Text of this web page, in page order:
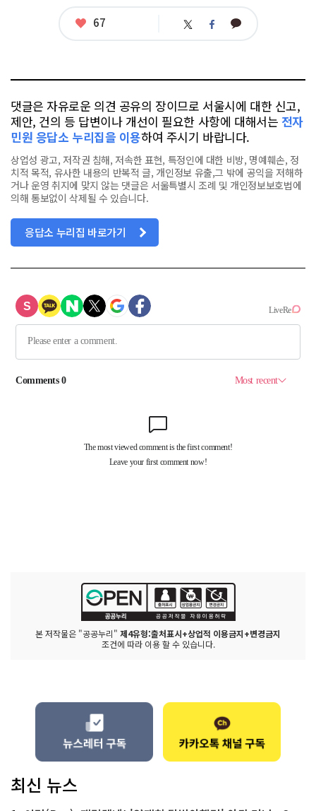
좋
67 트 페 카
댓글은 자유로운 의견 공유의 장이므로 서울시에 대한 신고,
제안, 건의 등 답변이나 개선이 필요한 사항에 대해서는 전자
민원 응답소 누리집을 이용하여 주시기 바랍니다.
상업성 광고, 저작권 침해, 저속한 표현, 특정인에 대한 비방, 명예훼손, 정
치적 목적, 유사한 내용의 반복적 글, 개인정보 유출,그 밖에 공익을 저해하
거나 운영 취지에 맞지 않는 댓글은 서울특별시 조례 및 개인정보보호법에
의해 통보없이 삭제될 수 있습니다.
응답소 누리집 바로가기
본 저작물은 "공공누리" 제4유형:출처표시+상업적 이용금지+변경금지
조건에 따라 이용 할 수 있습니다.
최신 뉴스